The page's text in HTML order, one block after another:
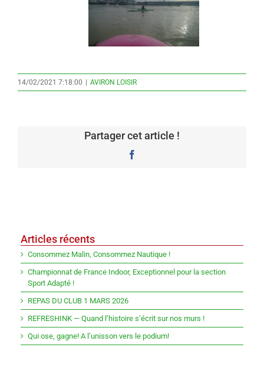
14/02/2021 7:18:00 AVIRON LOISIR
Partager cet article !
Articles récents
Consommez Malin, Consommez Nautique !
Championnat de France Indoor, Exceptionnel pour la section
Sport Adapté !
REPAS DU CLUB 1 MARS 2026
REFRESHINK — Quand l’histoire s’écrit sur nos murs !
Qui ose, gagne! A l’unisson vers le podium!